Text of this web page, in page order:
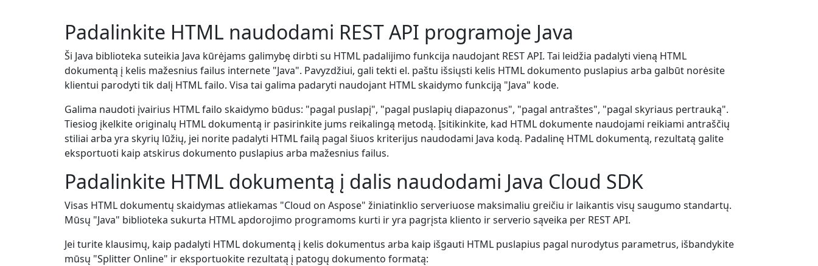
Padalinkite HTML naudodami REST API programoje Java
Ši Java biblioteka suteikia Java kūrėjams galimybę dirbti su HTML padalijimo funkcija naudojant REST API. Tai leidžia padalyti vieną HTML
dokumentą į kelis mažesnius failus internete "Java". Pavyzdžiui, gali tekti el. paštu išsiųsti kelis HTML dokumento puslapius arba galbūt norėsite
klientui parodyti tik dalį HTML failo. Visa tai galima padaryti naudojant HTML skaidymo funkciją "Java" kode.
Galima naudoti įvairius HTML failo skaidymo būdus: "pagal puslapį", "pagal puslapių diapazonus", "pagal antraštes", "pagal skyriaus pertrauką".
Tiesiog įkelkite originalų HTML dokumentą ir pasirinkite jums reikalingą metodą. Įsitikinkite, kad HTML dokumente naudojami reikiami antraščių
stiliai arba yra skyrių lūžių, jei norite padalyti HTML failą pagal šiuos kriterijus naudodami Java kodą. Padalinę HTML dokumentą, rezultatą galite
eksportuoti kaip atskirus dokumento puslapius arba mažesnius failus.
Padalinkite HTML dokumentą į dalis naudodami Java Cloud SDK
Visas HTML dokumentų skaidymas atliekamas "Cloud on Aspose" žiniatinklio serveriuose maksimaliu greičiu ir laikantis visų saugumo standartų.
Mūsų "Java" biblioteka sukurta HTML apdorojimo programoms kurti ir yra pagrįsta kliento ir serverio sąveika per REST API.
Jei turite klausimų, kaip padalyti HTML dokumentą į kelis dokumentus arba kaip išgauti HTML puslapius pagal nurodytus parametrus, išbandykite
mūsų "Splitter Online" ir eksportuokite rezultatą į patogų dokumento formatą: